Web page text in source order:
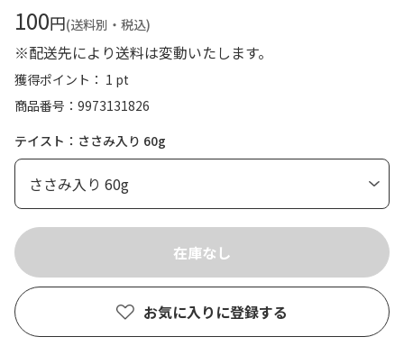
100円(送料別・税込)
※配送先により送料は変動いたします。
獲得ポイント： 1 pt
商品番号
9973131826
テイスト：ささみ入り 60g
お気に入りに登録する